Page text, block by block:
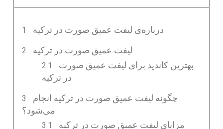
درباره‌ی لیفت عمیق صورت در ترکیه
لیفت عمیق صورت در ترکیه
بهترین کاندید برای لیفت عمیق صورت
در ترکیه
چگونه لیفت عمیق صورت در ترکیه انجام
می‌شود؟
مزایای لیفت عمیق صورت در ترکیه